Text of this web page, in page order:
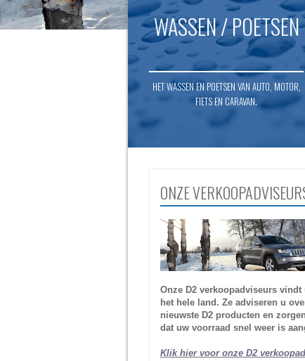
WASSEN / POETSEN
HET WASSEN EN POETSEN VAN AUTO, MOTOR,
FIETS EN CARAVAN.
ONZE
Onze D2 verkoopadviseurs vindt
het hele land. Ze adviseren u
nieuwste D2 producten en
dat uw voorraad snel weer is
Klik hier voor onze D2